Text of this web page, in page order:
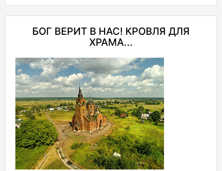
БОГ ВЕРИТ В НАС! КРОВЛЯ ДЛЯ
ХРАМА...